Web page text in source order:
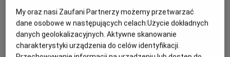
Grudziądz-
Helios
Jelenia Góra-Helios
Kalisz-
Helios
Katowice-
Helios
Kędzierzyn-Koźle-
Helios
My oraz nasi Zaufani Partnerzy możemy przetwarzać
dane osobowe w następujących celach:Użycie dokładnych
danych geolokalizacyjnych. Aktywne skanowanie
charakterystyki urządzenia do celów identyfikacji.